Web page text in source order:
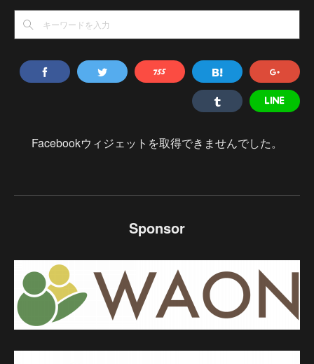
Facebookウィジェットを取得できませんでした。
Sponsor